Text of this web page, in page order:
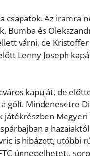
csapatok. Az iramra
Bumba és
várni, de
Lenny Joseph
kapuját, de
gólt. Mindenesetre
játékrészben
a
is hibázott, utóbbi
ünnepelhetett,